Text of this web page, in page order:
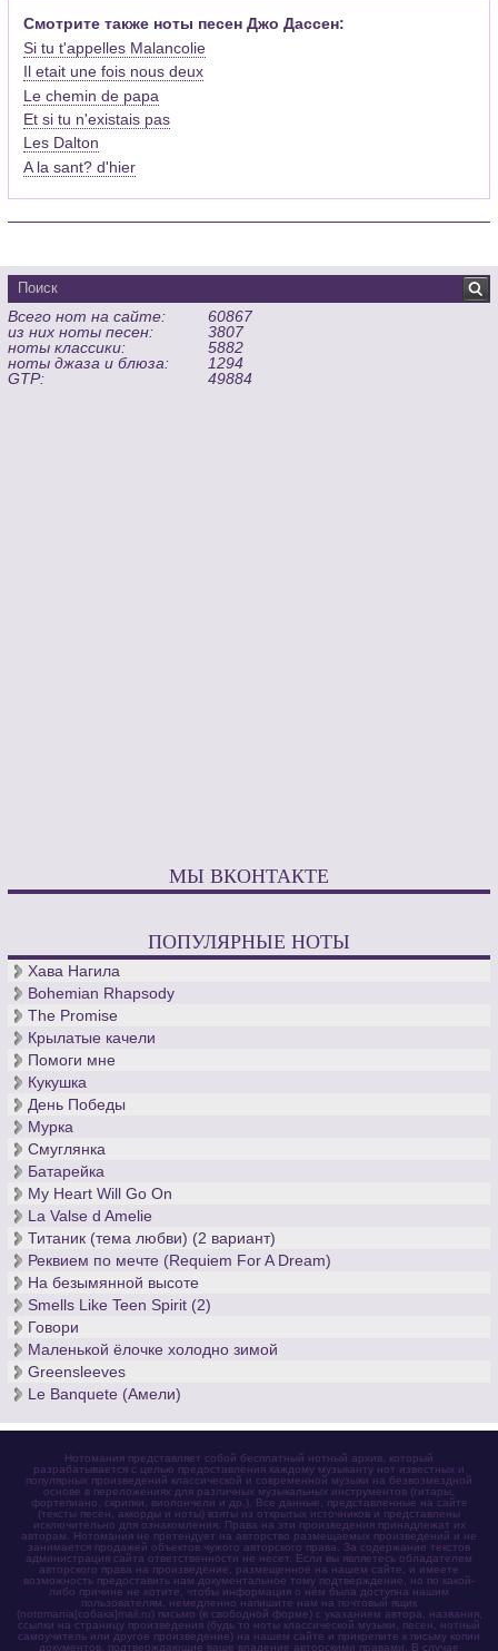
Смотрите также ноты песен Джо Дассен:
Si tu t'appelles Malancolie
Il etait une fois nous deux
Le chemin de papa
Et si tu n'existais pas
Les Dalton
A la sant? d'hier
Всего нот на сайте:
60867
из них ноты песен:
3807
ноты классики:
5882
ноты джаза и блюза:
1294
GTP:
49884
МЫ ВКОНТАКТЕ
ПОПУЛЯРНЫЕ НОТЫ
Хава Нагила
Bohemian Rhapsody
The Promise
Крылатые качели
Помоги мне
Кукушка
День Победы
Мурка
Смуглянка
Батарейка
My Heart Will Go On
La Valse d Amelie
Титаник (тема любви) (2 вариант)
Реквием по мечте (Requiem For A Dream)
На безымянной высоте
Smells Like Teen Spirit (2)
Говори
Маленькой ёлочке холодно зимой
Greensleeves
Le Banquete (Амели)
Нотомания представляет собой бесплатный нотный архив, который
разрабатывается с целью предоставления каждому музыканту нот известных и
популярных произведений классической и современной музыки на безвозмездной
основе в переложениях для различных музыкальных инструментов (гитары,
фортепиано, скрипки, виолончели и др.). Все данные, представленные на сайте
(тексты песен, аккорды и ноты) взяты из открытых источников и представлены
исключительно для ознакомления. Права на эти произведения принадлежат их
авторам. Нотомания не претендует на авторство размещаемых произведений и не
занимается продажей объектов чужого авторского права. За содержание текстов
администрация сайта ответственности не несет. Если вы являетесь обладателем
авторского права на произведение, размещенное на нашем сайте, и имеете
возможность предоставить нам документальное тому подтверждение, но по какой-
либо причине не хотите, чтобы информация о нём была доступна нашим
пользователям, немедленно напишите нам на почтовый ящик
(notomania[собака]mail.ru) письмо (в свободной форме) с указанием автора, названия,
ссылки на страницу произведения (будь то ноты классической музыки, песен, нотный
самоучитель или другое произведение) на нашем сайте и прикрепите к письму копии
документов, подтверждающие ваше владение авторскими правами. В случае